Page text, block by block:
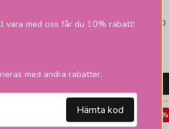
425,1
Skickas inom 2-10
22%
vara med oss får du 10% rabatt!
med andra rabatter.
Hämta kod